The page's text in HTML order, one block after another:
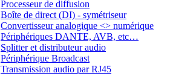
Processeur de diffusion
Boîte de direct (DI) - symétriseur
Convertisseur analogique <> numérique
Périphériques DANTE, AVB, etc…
Splitter et distributeur audio
Périphérique Broadcast
Transmission audio par RJ45